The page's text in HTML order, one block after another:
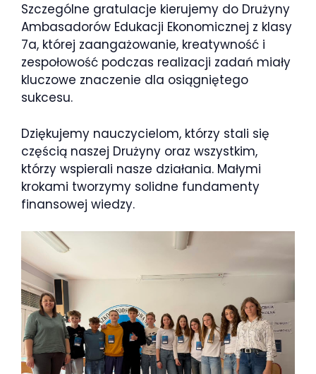
Szczególne gratulacje kierujemy do Drużyny
Ambasadorów Edukacji Ekonomicznej z klasy
7a, której zaangażowanie, kreatywność i
zespołowość podczas realizacji zadań miały
kluczowe znaczenie dla osiągniętego
sukcesu.
Dziękujemy nauczycielom, którzy stali się
częścią naszej Drużyny oraz wszystkim,
którzy wspierali nasze działania. Małymi
krokami tworzymy solidne fundamenty
finansowej wiedzy.